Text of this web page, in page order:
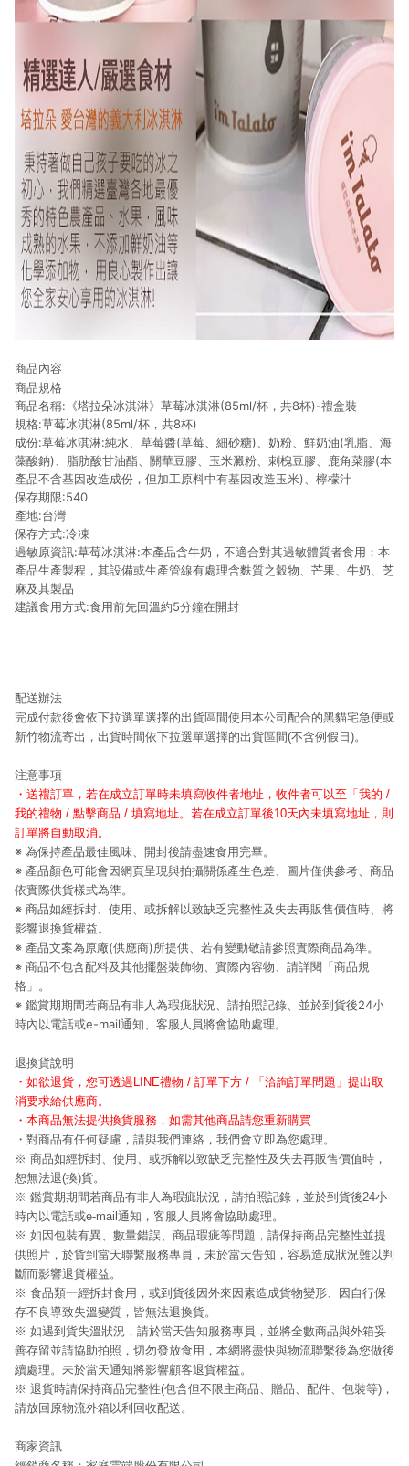
商品內容
商品規格
商品名稱:《塔拉朵冰淇淋》草莓冰淇淋(85ml/杯，共8杯)-禮盒裝
規格:草莓冰淇淋(85ml/杯，共8杯)
成份:草莓冰淇淋:純水、草莓醬(草莓、細砂糖)、奶粉、鮮奶油(乳脂、海
藻酸鈉)、脂肪酸甘油酯、關華豆膠、玉米澱粉、刺槐豆膠、鹿角菜膠(本
產品不含基因改造成份，但加工原料中有基因改造玉米)、檸檬汁
保存期限:540
產地:台灣
保存方式:冷凍
過敏原資訊:草莓冰淇淋:本產品含牛奶，不適合對其過敏體質者食用；本
產品生產製程，其設備或生產管線有處理含麩質之穀物、芒果、牛奶、芝
麻及其製品
建議食用方式:食用前先回溫約5分鐘在開封
配送辦法
完成付款後會依下拉選單選擇的出貨區間使用本公司配合的黑貓宅急便或
新竹物流寄出，出貨時間依下拉選單選擇的出貨區間(不含例假日)。
注意事項
・送禮訂單，若在成立訂單時未填寫收件者地址，收件者可以至「我的 /
我的禮物 / 點擊商品 / 填寫地址。若在成立訂單後10天內未填寫地址，則
訂單將自動取消。
※ 為保持產品最佳風味、開封後請盡速食用完畢。
※ 產品顏色可能會因網頁呈現與拍攝關係產生色差、圖片僅供參考、商品
依實際供貨樣式為準。
※ 商品如經拆封、使用、或拆解以致缺乏完整性及失去再販售價值時、將
影響退換貨權益。
※ 產品文案為原廠(供應商)所提供、若有變動敬請參照實際商品為準。
※ 商品不包含配料及其他擺盤裝飾物、實際內容物、請詳閱「商品規
格」。
※ 鑑賞期期間若商品有非人為瑕疵狀況、請拍照記錄、並於到貨後24小
時內以電話或e-mail通知、客服人員將會協助處理。
退換貨說明
・如欲退貨，您可透過 LINE禮物 / 訂單下方 /
「洽詢訂單問題」提出取
消要求給供應商。
・本商品無法提供換貨服務，如需其他商品請您重新購買
・對商品有任何疑慮，請與我們連絡，我們會立即為您處理。
※ 商品如經拆封、使用、或拆解以致缺乏完整性及失去再販售價值時，
恕無法退(換)貨。
※ 鑑賞期期間若商品有非人為瑕疵狀況，請拍照記錄，並於到貨後24小
時內以電話或e-mail通知，客服人員將會協助處理。
※ 如因包裝有異、數量錯誤、商品瑕疵等問題，請保持商品完整性並提
供照片，於貨到當天聯繫服務專員，未於當天告知，容易造成狀況難以判
斷而影響退貨權益。
※ 食品類一經拆封食用，或到貨後因外來因素造成貨物變形、因自行保
存不良導致失溫變質，皆無法退換貨。
※ 如遇到貨失溫狀況，請於當天告知服務專員，並將全數商品與外箱妥
善存留並請協助拍照，切勿發放食用，本網將盡快與物流聯繫後為您做後
續處理。未於當天通知將影響顧客退貨權益。
※ 退貨時請保持商品完整性(包含但不限主商品、贈品、配件、包裝等)，
請放回原物流外箱以利回收配送。
商家資訊